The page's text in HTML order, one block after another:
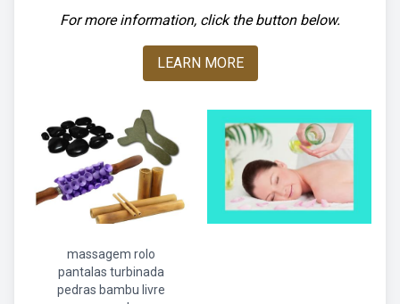
For more information, click the button below.
LEARN MORE
massagem rolo
pantalas turbinada
pedras bambu livre